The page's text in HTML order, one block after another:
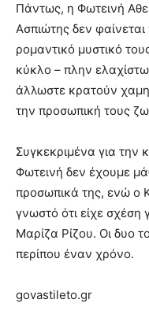
Πάντως, η Φωτεινή
Ασπιώτης δεν
ρομαντικό μυστικό
κύκλο – πλην
άλλωστε κρατούν
την προσωπική τους
Συγκεκριμένα για την
Φωτεινή δεν έχουμε
προσωπικά της, ενώ ο
γνωστό ότι είχε σχέση
Μαρίζα Ρίζου. Οι δυο
περίπου έναν χρόνο.
govastileto.gr